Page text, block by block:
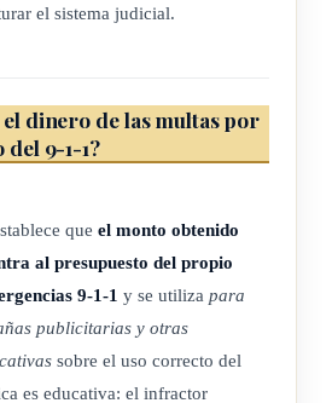
transferencia y canalización de las
y Violencia contra las Mujeres
equipos de datos y
otro recurso necesario que
de Atención a La Violencia
contra las mujeres (Coavifmu) del
Mujeres, para lograr su
y atender las situaciones
el sistema judicial.
el dinero de las multas por
9-1-1?
que el monto obtenido
al presupuesto del propio
9-1-1 y se utiliza para
publicitarias y otras
sobre el uso correcto del
es educativa: el infractor